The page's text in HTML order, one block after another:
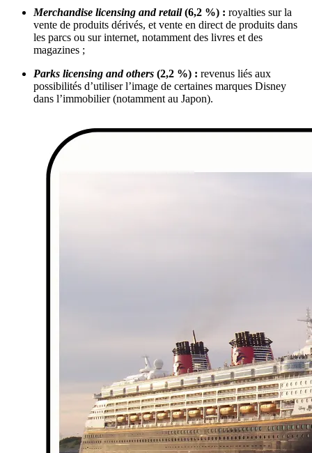
Merchandise licensing and retail(6,2 %) : royalties sur la
vente de produits dérivés, et vente en direct de produits dans
les parcs ou sur internet, notamment des livres et des
magazines ;
Parks licensing and others (2,2 %) : revenus liés aux
possibilités d’utiliser l’image de certaines marques Disney
dans l’immobilier (notamment au Japon).